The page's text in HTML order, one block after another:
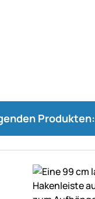
Produkten: